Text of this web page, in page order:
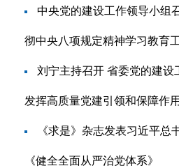
中央党的建设工作领导小组
彻中央八项规定精神学习教育
刘宁主持召开 省委党的建设
发挥高质量党建引领和保障作
《求是》杂志发表习近平总
《健全全面从严治党体系》